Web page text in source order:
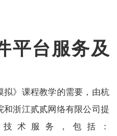
平台服务及
拟》课程教学的需要，由杭
和浙江贰贰网络有限公司提
术 服务
，包括：